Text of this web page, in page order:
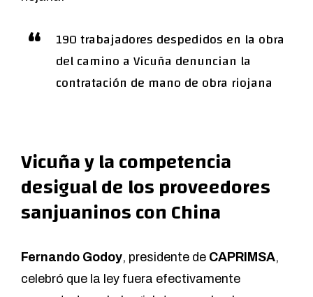
190 trabajadores despedidos en la obra
del camino a Vicuña denuncian la
contratación de mano de obra riojana
Vicuña y la competencia
desigual de los proveedores
sanjuaninos con China
Fernando Godoy, presidente de CAPRIMSA,
celebró que la ley fuera efectivamente